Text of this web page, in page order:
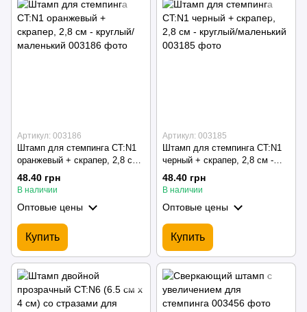
Артикул: 003186
Штамп для стемпинга CT:N1
оранжевый + скрапер, 2,8 см -
круглый/маленький
48.40 грн
В наличии
Оптовые цены
Купить
Артикул: 003185
Штамп для стемпинга CT:N1
черный + скрапер, 2,8 см -
круглый/маленький
48.40 грн
В наличии
Оптовые цены
Купить